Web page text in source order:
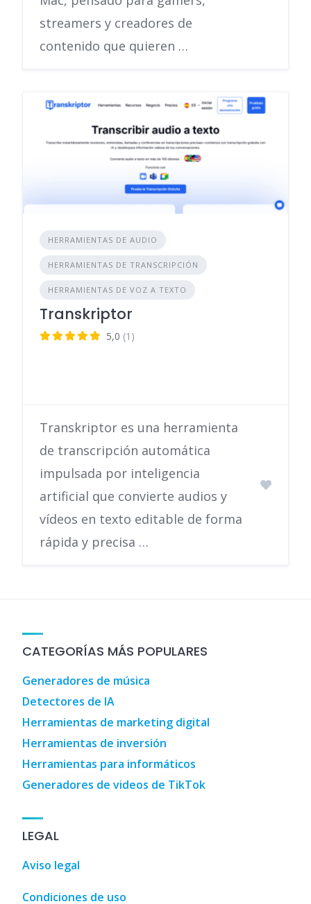
streamers y creadores de
contenido que quieren …
HERRAMIENTAS DE AUDIO
HERRAMIENTAS DE TRANSCRIPCIÓN
HERRAMIENTAS DE VOZ A TEXTO
Transkriptor
5,0 (1)
Transkriptor es una herramienta
de transcripción automática
impulsada por inteligencia
artificial que convierte audios y
vídeos en texto editable de forma
rápida y precisa …
CATEGORÍAS MÁS POPULARES
Generadores de música
Detectores de IA
Herramientas de marketing digital
Herramientas de inversión
Herramientas para informáticos
Generadores de videos de TikTok
LEGAL
Aviso legal
Condiciones de uso